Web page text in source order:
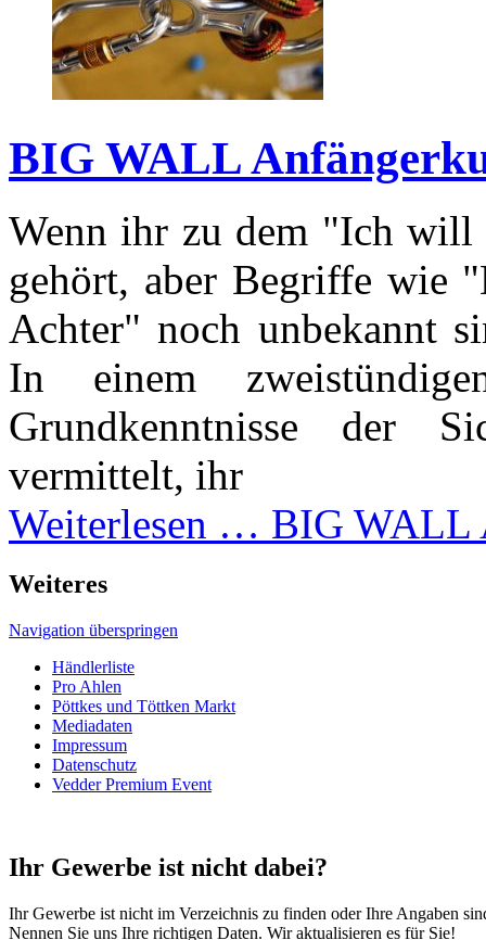
BIG WALL
Wenn ihr zu dem "Ich will
gehört, aber Begriffe wie
Achter" noch unbekannt
In einem
Grundkenntnisse der
vermittelt, ihr
Weiterlesen … BIG WALL
Weiteres
Navigation überspringen
Händlerliste
Pro Ahlen
Pöttkes und Töttken Markt
Mediadaten
Impressum
Datenschutz
Vedder Premium Event
Ihr Gewerbe ist nicht dabei?
Ihr Gewerbe ist nicht im Verzeichnis zu finden oder Ihre Angaben
Nennen Sie uns Ihre richtigen Daten. Wir aktualisieren es für Sie!